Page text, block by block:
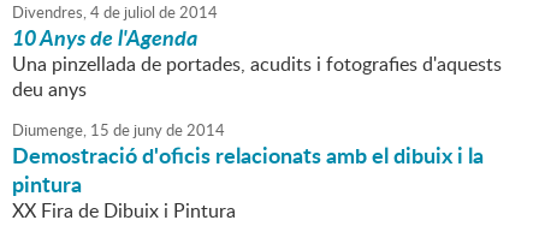
Divendres,4de juliol de2014
10 Anys de l'Agenda
Una pinzellada de portades, acudits i fotografies d'aquests
deu anys
Diumenge, 15 de junyde2014
Demostració d'oficis relacionats amb el dibuix i la
pintura
XX Fira de Dibuix i Pintura